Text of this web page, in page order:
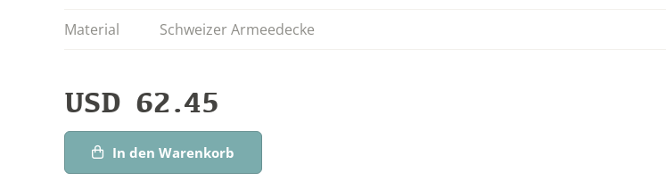
Material Schweizer Armeedecke
USD 62.45
In den Warenkorb